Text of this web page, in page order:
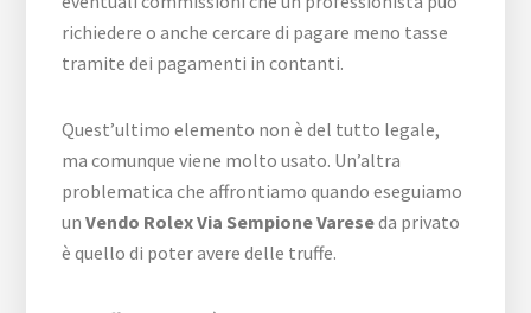
richiedere o anche cercare di pagare meno tasse
tramite dei pagamenti in contanti.
Quest’ultimo elemento non è del tutto legale,
ma comunque viene molto usato. Un’altra
problematica che affrontiamo quando eseguiamo
unVendo Rolex Via Sempione Vareseda privato
è quello di poter avere delle truffe.